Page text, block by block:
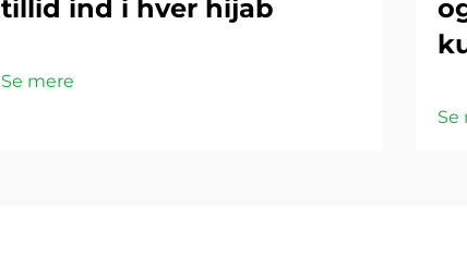
tillid ind i hver hijab
Se mere
Se